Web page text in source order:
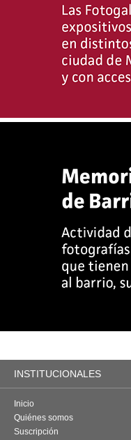
INSTITUCIONALES
Inicio
Quiénes somos
Suscripción